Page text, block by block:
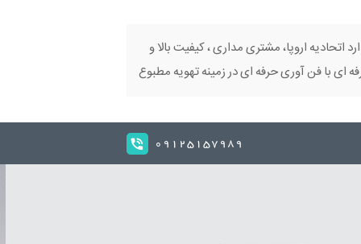
اتحادیه اروپا، مشتری مداری ، کیفیت بالا و
ای با فن آوری حرفه ای در زمینه تهویه مطبوع
09125157989